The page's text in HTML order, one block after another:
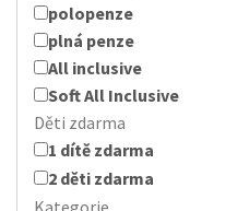
polopenze
plná penze
All inclusive
Soft All Inclusive
Děti zdarma
1 dítě zdarma
2 děti zdarma
Kategorie